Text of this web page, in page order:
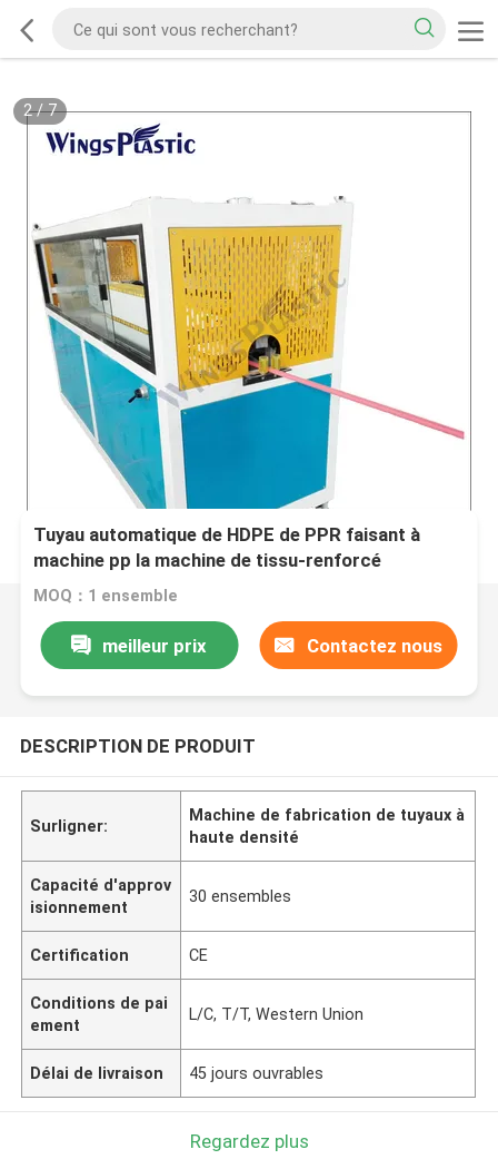
2/7
Tuyau automatique de HDPE de PPR faisant à
machine pp la machine de tissu-renforcé
d'extrusion de tuyau
MOQ：1 ensemble
meilleur prix Contactez nous
DESCRIPTION DE PRODUIT
Surligner:
Machine de fabrication de tuyaux à
haute densité
Capacité d'approv
isionnement
30 ensembles
Certification CE
Conditions de pai
ement
L/C, T/T, Western Union
Délai de livraison 45 jours ouvrables
Regardez plus